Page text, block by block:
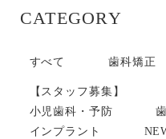
CATEGORY
すべて 歯科矯正
【スタッフ募集】
小児歯科・予防
インプラント